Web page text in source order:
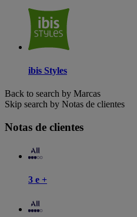
ibis Styles
Back to search by Marcas
Skip search by Notas de clientes
Notas de clientes
3 e +